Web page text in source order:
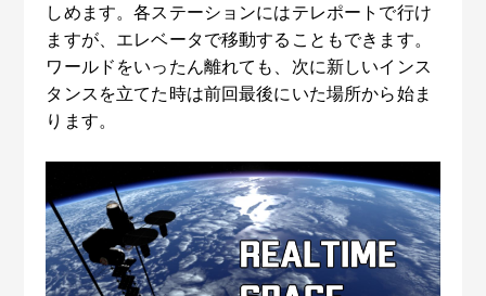
しめます。各ステーションにはテレポートで行け
ますが、エレベータで移動することもできます。
ワールドをいったん離れても、次に新しいインス
タンスを立てた時は前回最後にいた場所から始ま
ります。